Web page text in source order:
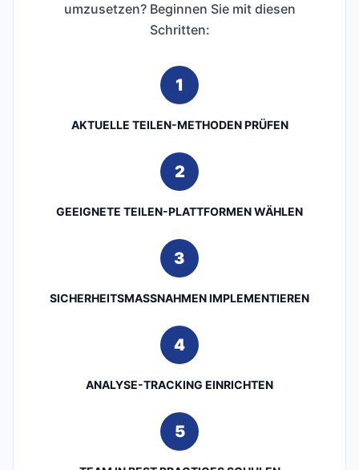
umzusetzen? Beginnen Sie mit diesen
Schritten:
1
AKTUELLE TEILEN-METHODEN PRÜFEN
2
GEEIGNETE TEILEN-PLATTFORMEN WÄHLEN
3
SICHERHEITSMASSNAHMEN IMPLEMENTIEREN
4
ANALYSE-TRACKING EINRICHTEN
5